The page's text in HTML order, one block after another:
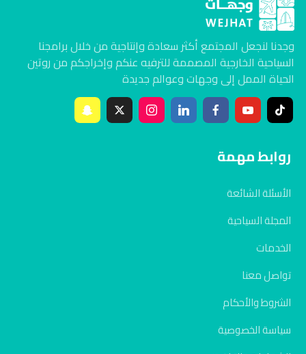
وجدنا لنجعل المجتمع أكثر سعادة وإنتاجية من خلال برامجنا
السياحية الخارجية المصممة للترفيه عنكم وإخراجكم من روتين
الحياة الممل إلى وجهات وعوالم جديدة
روابط مهمة
الأسئلة الشائعة
المجلة السياحية
الخدمات
تواصل معنا
الشروط والأحكام
سياسة الخصوصية